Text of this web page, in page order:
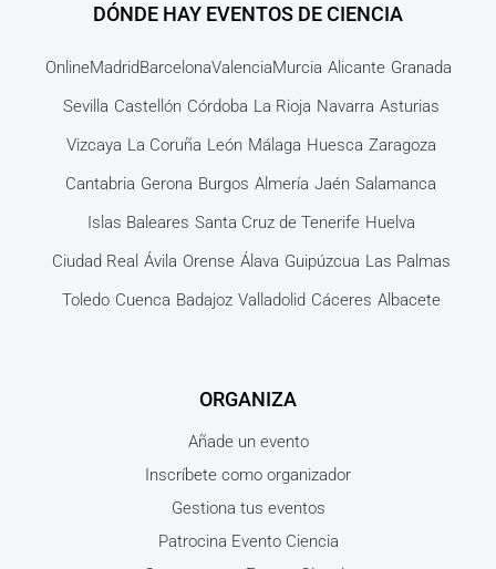
DÓNDE HAY EVENTOS DE CIENCIA
OnlineMadridBarcelonaValenciaMurcia Alicante Granada
Sevilla Castellón Córdoba La Rioja Navarra Asturias
Vizcaya La Coruña León Málaga Huesca Zaragoza
Cantabria Gerona Burgos Almería Jaén Salamanca
Islas Baleares Santa Cruz de Tenerife Huelva
Ciudad Real Ávila Orense Álava Guipúzcua Las Palmas
Toledo Cuenca Badajoz Valladolid Cáceres Albacete
ORGANIZA
Añade un evento
Inscríbete como organizador
Gestiona tus eventos
Patrocina Evento Ciencia